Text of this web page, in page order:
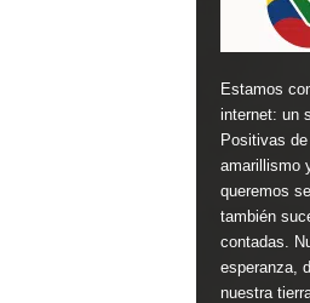
Estamos
internet: un
Positivas
amarillismo
queremos
también
contadas.
esperanza,
nuestra